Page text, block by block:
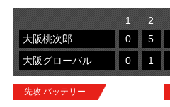
1 2
大阪桃次郎
0 5
大阪グローバル
0 1
先攻 バッテリー